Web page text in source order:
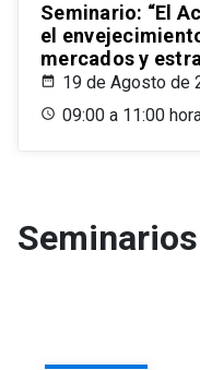
Seminario: “El
el
mercados y
19 de Agosto de
09:00 a 11:00
Seminarios